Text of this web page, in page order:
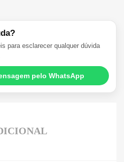
para esclarecer qualquer dúvida
pelo WhatsApp